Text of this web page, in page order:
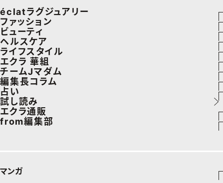
éclatラグジュアリー
ラグジュアリーTOPICS
NEOエグゼスタイル
ファッション
ファッションTOPICS
8月の毎日コーデ
50代なに着てる？
ファッション特集
ビューティ
ヘアスタイル・ヘアケア
エイジングケア
メイク
50代ベストコスメ
ヘルスケア
ヘルスケアTOPICS
更年期
ストレッチ・エクササイズ
ダイエット
ライフスタイル
車・家電
ゴルフ
住まい
旅行＆グルメ
エクラ 華組
エクラ 華組メンバー一覧
エクラ 華組ランキング
チームJマダム
ファッション
ビューティ
旅行
編集長コラム
あら、素敵☆ 手帖
占い
イヴルルド遙華の12星座占い
スペシャル占い
試し読み
エクラ通販
デジタルカタログ
from編集部
マンガ